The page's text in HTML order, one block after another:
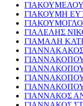
ΓΙΑΚΟΥΜΗ
ΓΙΑΛΕΛΗΣ
ΓΙΑΜΑΛΗ
ΓΙΑΝΝΑΚΑΚΟΣ
ΓΙΑΝΝΑΚΟΣ